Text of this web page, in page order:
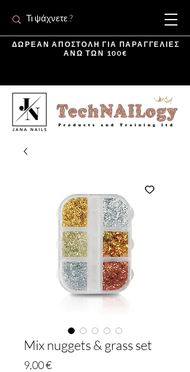
ΔΩΡΕΑΝ ΑΠΟΣΤΟΛΗ ΓΙΑ ΠΑΡΑΓΓΕΛΙΕΣ
ΑΝΩ ΤΩΝ 100€
Mix nuggets & grass set
9,00 €Τιμή